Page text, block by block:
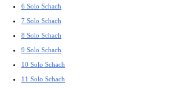
6 Solo Schach
7 Solo Schach
8 Solo Schach
9 Solo Schach
10 Solo Schach
11 Solo Schach